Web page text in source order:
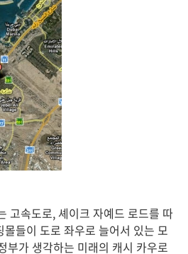
고속도로, 셰이크 자예드 로드를 따
들이 도로 좌우로 늘어서 있는 모
부가 생각하는 미래의 캐시 카우로